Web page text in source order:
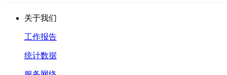
关于我们
工作报告
统计数据